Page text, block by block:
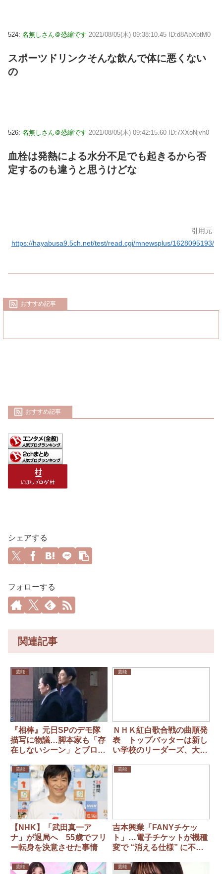
524: 名無しさん＠恐縮です 2021/08/05(木) 09:38:10.45 ID:d8AbXbtM0
スポーツドリンクそんな飲んで体に悪くない
の
526: 名無しさん＠恐縮です 2021/08/05(木) 09:42:15.60 ID:7XXoNjvh0
血栓は発熱による水分不足でも起きるから否
定するのも違うと思うけどな
引用元:
https://hayabusa9.5ch.net/test/read.cgi/mnewsplus/1628095193/
おすすめ記事
おすすめ記事
シェアする
フォローする
関連記事
芸能
『相棒』元日SPのデモ隊
描写に物議…脚本家も「存
在しないシーン」とブログ
芸能
ＮＨＫ紅白歌合戦の曲順発
表 トップバッターは新し
い学校のリーダーズ、大ト
治 YOASOBIはトリ前
芸能
【NHK】「武田真一ア
ナ」が退局へ 55歳でフリ
ー転身を決意させた事情
芸能
吉本興業「FANYチケッ
ト」…電子チケットが機種
変で “消える仕様” に不満
策” が裏目に
芸能 芸能